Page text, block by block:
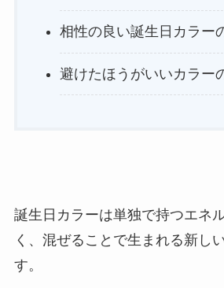
相性の良い誕生日カラー
避けたほうがいいカラー
誕生日カラーは単独で持つエネ
く、混ぜることで生まれる新し
す。